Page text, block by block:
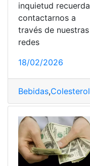
inquietud recuerda
contactarnos a
través de nuestras
redes
18/02/2026
Bebidas,Colesterol